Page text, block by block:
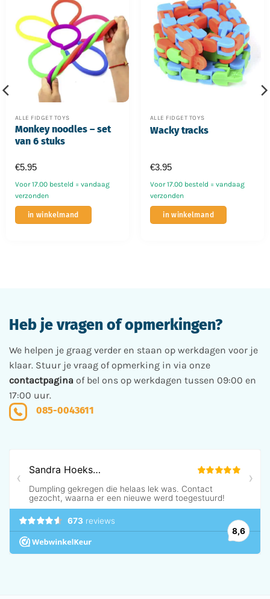
ALLE FIDGET TOYS
Monkey noodles – set
van 6 stuks
Voor 17.00 besteld = vandaag
verzonden
€5.95
in winkelmand
ALLE FIDGET TOYS
Wacky tracks
Voor 17.00 besteld = vandaag
verzonden
€3.95
in winkelmand
Dit
product
worden
de
Heb je vragen of opmerkingen?
We helpen je graag verder en staan op werkdagen voor je
klaar. Stuur je vraag of opmerking in via onze
contactpagina of bel ons op werkdagen tussen 09:00 en
17:00 uur.
085-0043611